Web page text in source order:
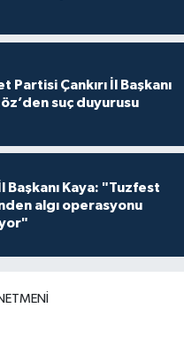
Partisi Çankırı İl Başkanı
suç duyurusu
Başkanı Kaya: "Tuzfest
algı operasyonu